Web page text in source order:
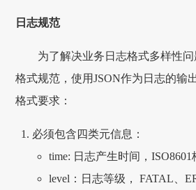
日志规范
为了解决业务日志格式多样性
格式规范，使用JSON作为日志的输
格式要求：
必须包含四类元信息：
time: 日志产生时间，ISO8601
level：日志等级， FATAL、